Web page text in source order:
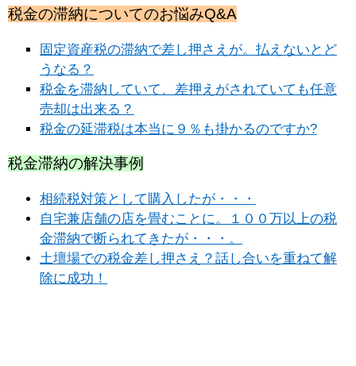
税金の滞納についてのお悩みQ&A
固定資産税の滞納で差し押さえが。払えないとど
うなる？
税金を滞納していて、差押えがされていても任意
売却は出来る？
税金の延滞税は本当に９％も掛かるのですか?
税金滞納の解決事例
相続税対策として購入したが・・・
自宅兼店舗の店を畳むことに。１００万以上の税
金滞納で断られてきたが・・・。
土壇場での税金差し押さえ？話し合いを重ねて解
除に成功！